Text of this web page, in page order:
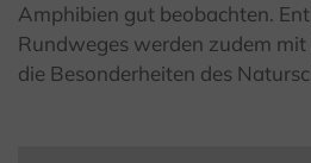
Amphibien gut beobachten.
Rundweges werden zudem
die Besonderheiten des